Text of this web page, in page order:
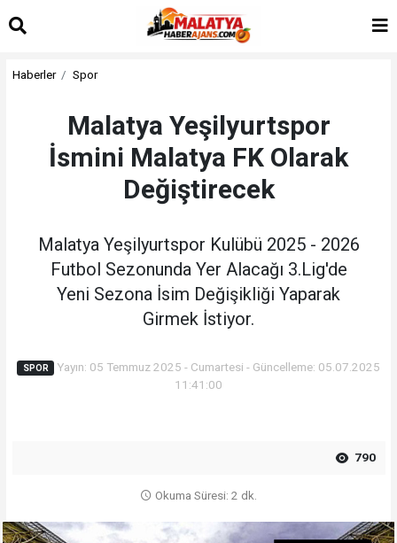
Haberler Spor
Malatya Yeşilyurtspor
İsmini Malatya FK Olarak
Değiştirecek
Malatya Yeşilyurtspor Kulübü 2025 - 2026
Futbol Sezonunda Yer Alacağı 3.Lig'de
Yeni Sezona İsim Değişikliği Yaparak
Girmek İstiyor.
SPOR
Yayın: 05 Temmuz 2025 - Cumartesi - Güncelleme: 05.07.2025
11:41:00
790
Okuma Süresi: 2 dk.